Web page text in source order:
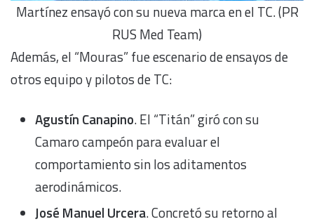
Martínez ensayó con su nueva marca en el TC. (PR
RUS Med Team)
Además, el “Mouras” fue escenario de ensayos de
otros equipo y pilotos de TC:
Agustín Canapino. El “Titán” giró con su
Camaro campeón para evaluar el
comportamiento sin los aditamentos
aerodinámicos.
José Manuel Urcera. Concretó su retorno al